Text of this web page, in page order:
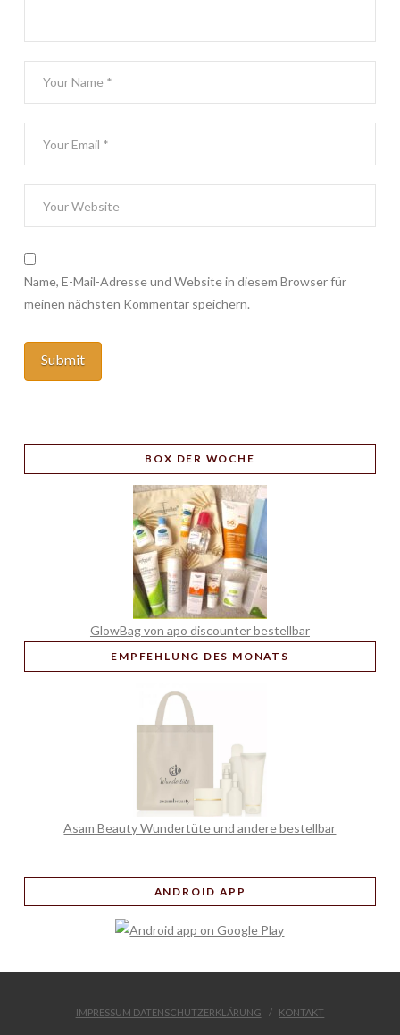
Name, E-Mail-Adresse und Website in diesem Browser für
meinen nächsten Kommentar speichern.
BOX DER WOCHE
GlowBag von apo discounter bestellbar
EMPFEHLUNG DES MONATS
Asam Beauty Wundertüte und andere bestellbar
ANDROID APP
IMPRESSUM DATENSCHUTZERKLÄRUNG KONTAKT